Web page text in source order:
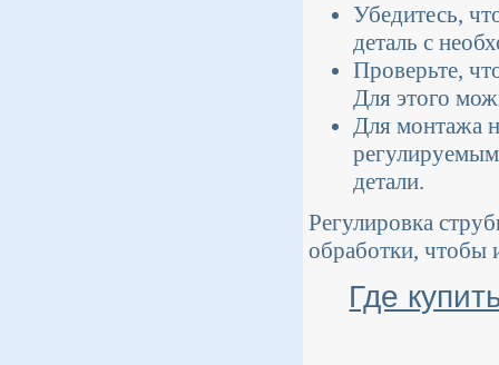
Убедитесь,
деталь с
Проверьте,
Для этого
Для монтажа
детали.
Регулировка
обработки, чтобы
Где